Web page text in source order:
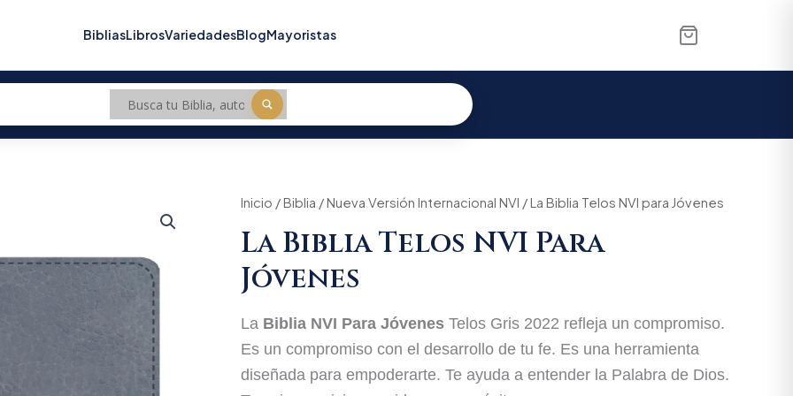
BibliasLibrosVariedadesBlogMayoristas
Inicio /Biblia /Nueva Versión Internacional NVI / La Biblia Telos NVI para Jóvenes
La Biblia Telos NVI Para
Jóvenes
La Biblia NVI Para Jóvenes Telos Gris 2022 refleja un compromiso.
Es un compromiso con el desarrollo de tu fe. Es una herramienta
diseñada para empoderarte. Te ayuda a entender la Palabra de Dios.
Original
price
was:
$215.000.
Current
price
$204.250.
La
Telos
NVI
para
Jóvenes